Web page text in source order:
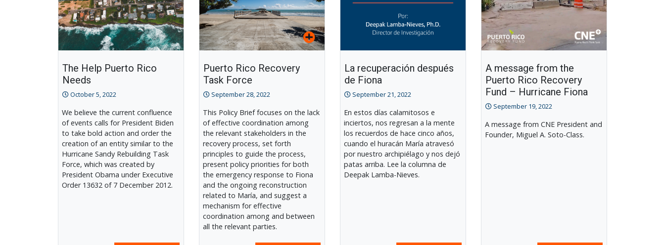
The Help Puerto Rico
Needs
October 5, 2022
We believe the current confluence
of events calls for President Biden
to take bold action and order the
creation of an entity similar to the
Hurricane Sandy Rebuilding Task
Force, which was created by
President Obama under Executive
Order 13632 of 7 December 2012.
Puerto Rico Recovery
Task Force
September 28, 2022
This Policy Brief focuses on the lack
of effective coordination among
the relevant stakeholders in the
recovery process, set forth
principles to guide the process,
present policy priorities for both
the emergency response to Fiona
and the ongoing reconstruction
related to María, and suggest a
mechanism for effective
coordination among and between
all the relevant parties.
La recuperación después
de Fiona
September 21, 2022
En estos días calamitosos e
inciertos, nos regresan a la mente
los recuerdos de hace cinco años,
cuando el huracán María atravesó
por nuestro archipiélago y nos dejó
patas arriba. Lee la columna de
Deepak Lamba-Nieves.
A message from the
Puerto Rico Recovery
Fund – Hurricane Fiona
September 19, 2022
A message from CNE President and
Founder, Miguel A. Soto-Class.